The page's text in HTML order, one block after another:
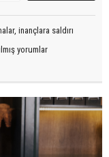
inançlara saldırı
yorumlar